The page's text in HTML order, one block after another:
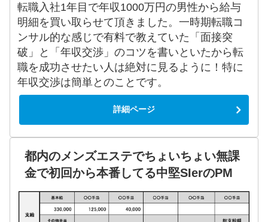
転職入社1年目で年収1000万円の男性から給与
明細を買い取らせて頂きました。一時期転職コ
ンサル的な感じで有料で教えていた「面接突
破」と「年収交渉」のコツを書いといたから転
職を成功させたい人は絶対に見るように！特に
年収交渉は簡単とのことです。
詳細ページ
都内のメンズエステでちょいちょい無課
金で初回から本番してる中堅SIerのPM